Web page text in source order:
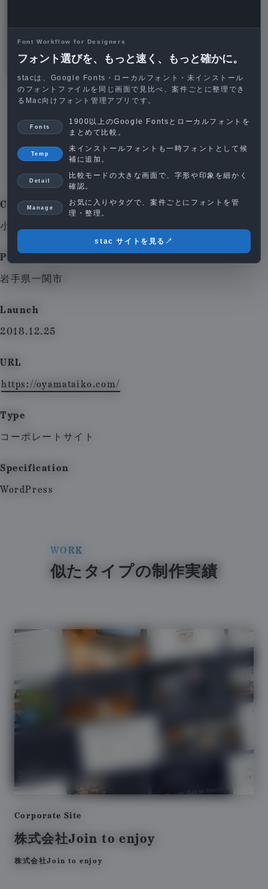
Data
Cliant
小山太鼓店
Place
岩手県一関市
Launch
2018.12.25
URL
https://oyamataiko.com/
Type
コーポレートサイト
Specification
WordPress
WORK
似たタイプの制作実績
Corporate Site
株式会社Join to enjoy
株式会社Join to enjoy
Font Workflow for Designers
フォント選びを、もっと速く、もっと確かに。
stacは、Google Fonts・ローカルフォント・未インストール
のフォントファイルを同じ画面で見比べ、案件ごとに整理でき
るMac向けフォント管理アプリです。
Fonts
1900以上のGoogle Fontsとローカルフォントを
まとめて比較。
Temp
未インストールフォントも一時フォントとして候
補に追加。
Detail
比較モードの大きな画面で、字形や印象を細かく
確認。
Manage
お気に入りやタグで、案件ごとにフォントを管
理・整理。
stac サイトを見る ↗